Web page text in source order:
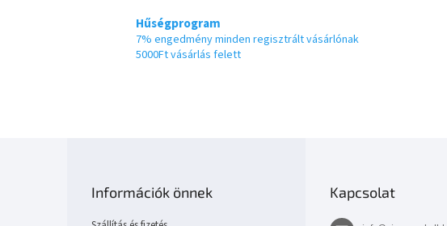
Hűségprogram
7% engedmény minden regisztrált vásárlónak
5000Ft vásárlás felett
Információk önnek Kapcsolat